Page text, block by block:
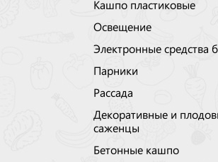
Кашпо пластиковые
Освещение
Электронные средства
Парники
Рассада
Декоративные и
саженцы
Бетонные кашпо